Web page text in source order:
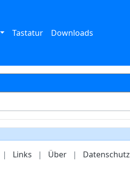
Tastatur Downloads
| Links | Über | Datenschutz